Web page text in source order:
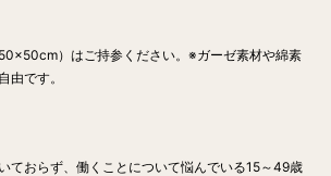
）はご持参ください。※ガーゼ素材や綿素
由です。
ておらず、働くことについて悩んでいる15～49歳